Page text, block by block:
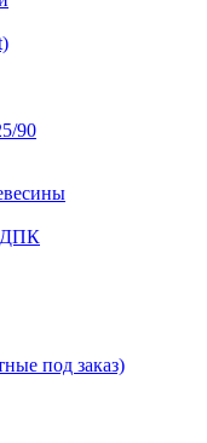
90
ДПК
под заказ)